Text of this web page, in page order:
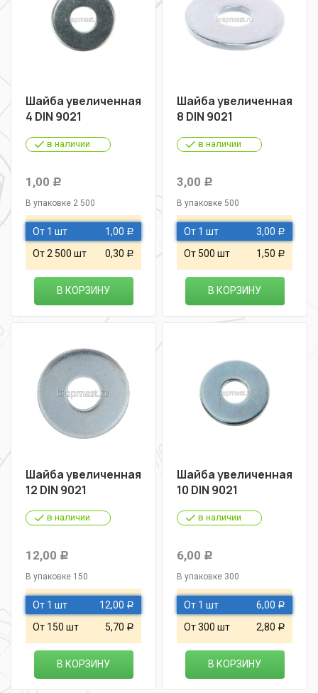
Шайба увеличенная
4 DIN 9021
в наличии
1,00 Р
В упаковке 2 500
От 1 шт 1,00 Р
От 2 500 шт 0,30 Р
В КОРЗИНУ
Шайба увеличенная
8 DIN 9021
в наличии
3,00 Р
В упаковке 500
От 1 шт 3,00 Р
От 500 шт 1,50 Р
В КОРЗИНУ
Шайба увеличенная
12 DIN 9021
в наличии
12,00 Р
В упаковке 150
От 1 шт 12,00 Р
От 150 шт 5,70 Р
В КОРЗИНУ
Шайба увеличенная
10 DIN 9021
в наличии
6,00 Р
В упаковке 300
От 1 шт 6,00 Р
От 300 шт 2,80 Р
В КОРЗИНУ